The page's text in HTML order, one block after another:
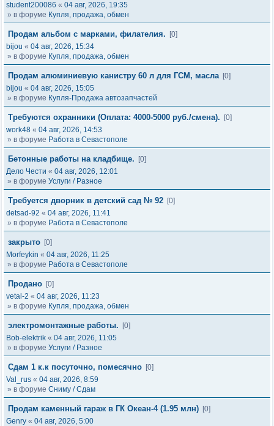
student200086 « 04 авг, 2026, 19:35
» в форуме Купля, продажа, обмен
Продам альбом с марками, филателия.
[0]
bijou « 04 авг, 2026, 15:34
» в форуме Купля, продажа, обмен
Продам алюминиевую канистру 60 л для ГСМ, масла [0]
bijou « 04 авг, 2026, 15:05
» в форуме Купля-Продажа автозапчастей
Требуются охранники (Оплата: 4000-5000 руб./смена).
[0]
work48 « 04 авг, 2026, 14:53
» в форуме Работа в Севастополе
Бетонные работы на кладбище.
[0]
Дело Чести « 04 авг, 2026, 12:01
» в форуме Услуги / Разное
Требуется дворник в детский сад № 92 [0]
detsad-92 « 04 авг, 2026, 11:41
» в форуме Работа в Севастополе
закрыто [0]
Morfeykin « 04 авг, 2026, 11:25
» в форуме Работа в Севастополе
Продано [0]
vetal-2 « 04 авг, 2026, 11:23
» в форуме Купля, продажа, обмен
электромонтажные работы.
[0]
Bob-elektrik « 04 авг, 2026, 11:05
» в форуме Услуги / Разное
Сдам 1 к.к посуточно, помесячно [0]
Val_rus « 04 авг, 2026, 8:59
» в форуме Сниму / Сдам
Продам каменный гараж в ГК Океан-4 (1.95 млн) [0]
Genry « 04 авг, 2026, 5:00